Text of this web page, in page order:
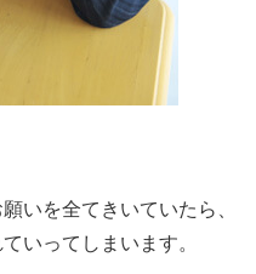
いを全てきいていたら、
いってしまいます。